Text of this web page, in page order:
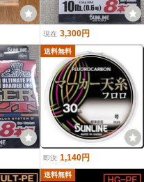
現在 3,300円
送料無料
即決 1,140円
送料無料